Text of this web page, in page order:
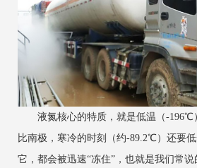
液氮核心的特质，就是低温（-196℃
比南极，寒冷的时刻（约-89.2℃）还要
它，都会被迅速“冻住”，也就是我们常